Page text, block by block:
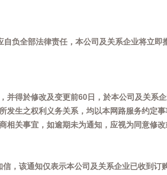
负全部法律责任，本公司及关系企业将立即
得於修改及变更前60日，於本公司及关系
生之权利义务关系，均以本网路服务约定
关事宜，如逾期未为通知，应视为同意修改
，该通知仅表示本公司及关系企业已收到订